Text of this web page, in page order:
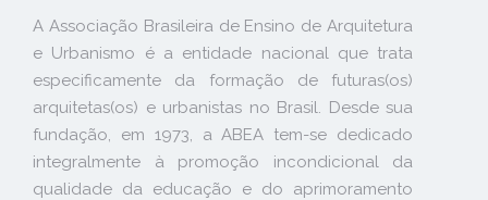
A Associação Brasileira de Ensino de Arquitetura
e Urbanismo é a entidade nacional que trata
especificamente da formação de futuras(os)
arquitetas(os) e urbanistas no Brasil. Desde sua
fundação, em 1973, a ABEA tem-se dedicado
integralmente à promoção incondicional da
qualidade da educação e do aprimoramento